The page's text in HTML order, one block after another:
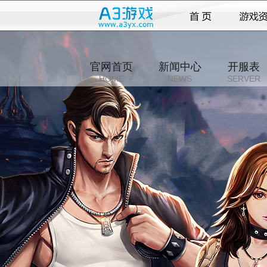
官网首页
HOME
新闻中心
NEWS
开服表
SERVER